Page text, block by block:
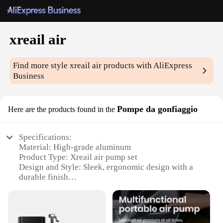
xreail air
Find more stylexreail air products with AliExpress
Business
Here are the products found in the Pompe da gonfiaggio
Specifications:
Material: High-grade aluminum
Product Type: Xreail air pump set
Design and Style: Sleek, ergonomic design with a
durable finish
items, including sports balls, car tires, and inflatable
Performance and Property: Efficient and powerful,